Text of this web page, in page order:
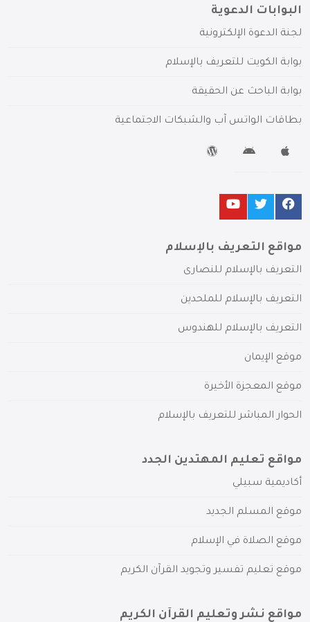
البوابات الدعوية
لجنة الدعوة الإلكترونية
بوابة الكويت للتعريف بالإسلام
بوابة الباحث عن الحقيقة
بطاقات الواتس آب والشبكات الاجتماعية
مواقع التعريف بالإسلام
التعريف بالإسلام للنصارى
التعريف بالإسلام للملحدين
التعريف بالإسلام للهندوس
موقع الإيمان
موقع المعجزة الأخيرة
الحوار المباشر للتعريف بالإسلام
مواقع تعليم المهتدين الجدد
أكاديمية سبيلي
موقع المسلم الجديد
موقع الصلاة في الإسلام
موقع تعليم تفسير وتجويد القرآن الكريم
مواقع نشر وتعليم القرآن الكريم